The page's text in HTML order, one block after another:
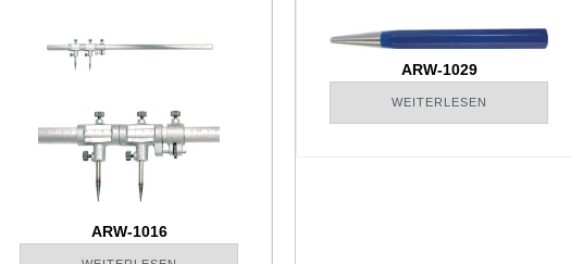
ARW-1016
ARW-1029
WEITERLESEN